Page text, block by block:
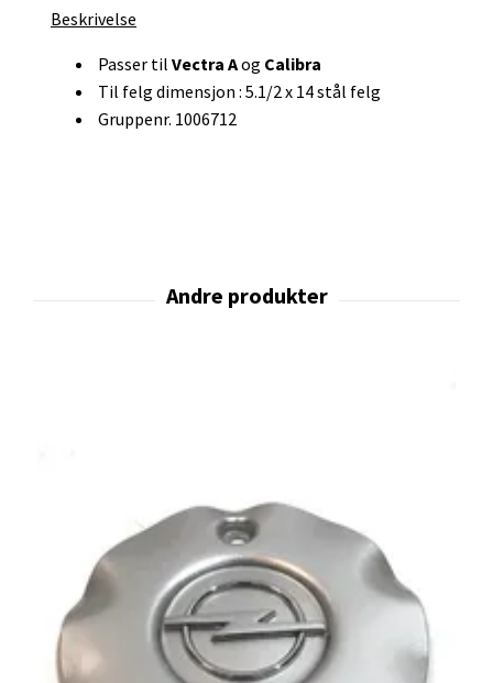
Beskrivelse
Passer til Vectra Aog Calibra
Til felg dimensjon : 5.1/2 x 14 stål felg
Gruppenr. 1006712